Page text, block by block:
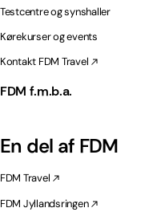
Testcentre og synshaller
Kørekurser og events
Kontakt FDM Travel
FDM f.m.b.a.
En del af FDM
FDM Travel
FDM Jyllandsringen